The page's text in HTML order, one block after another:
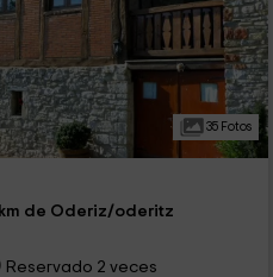
35 Fotos
de Oderiz/oderitz
Reservado 2 veces